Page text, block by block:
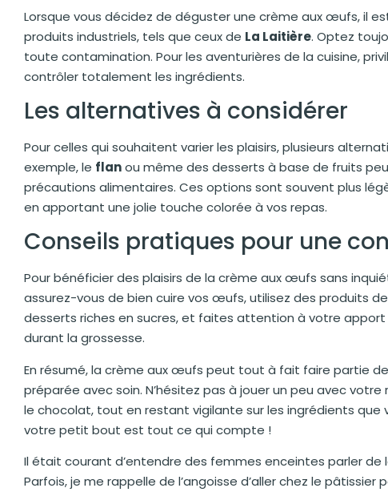
Lorsque vous décidez de déguster une crème aux œufs, il
produits industriels, tels que ceux de La Laitière. Optez
toute contamination. Pour les aventurières de la cuisine,
contrôler totalement les ingrédients.
Les alternatives à considérer
Pour celles qui souhaitent varier les plaisirs, plusieurs
exemple, le flanou même des desserts à base de fruits
précautions alimentaires. Ces options sont souvent plus
en apportant une jolie touche colorée à vos repas.
Conseils pratiques pour une
Pour bénéficier des plaisirs de la crème aux œufs sans
assurez-vous de bien cuire vos œufs, utilisez des produits
desserts riches en sucres, et faites attention à votre
durant la grossesse.
En résumé, la crème aux œufs peut tout à fait faire partie
préparée avec soin. N’hésitez pas à jouer un peu avec
le chocolat, tout en restant vigilante sur les ingrédients que
votre petit bout est tout ce qui compte !
Il était courant d’entendre des femmes enceintes parler
Parfois, je me rappelle de l’angoisse d’aller chez le